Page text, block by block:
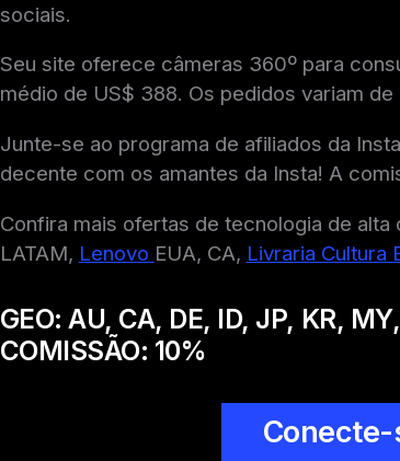
sociais.
Seu site oferece câmeras 360º para
médio de US$ 388. Os pedidos variam de
Junte-se ao programa de afiliados da
decente com os amantes da Insta! A
Confira mais ofertas de tecnologia de alta
LATAM, Lenovo EUA, CA, Livraria Cultura
GEO:AU, CA, DE, ID, JP, KR,
COMISSÃO: 10%
Conecte-